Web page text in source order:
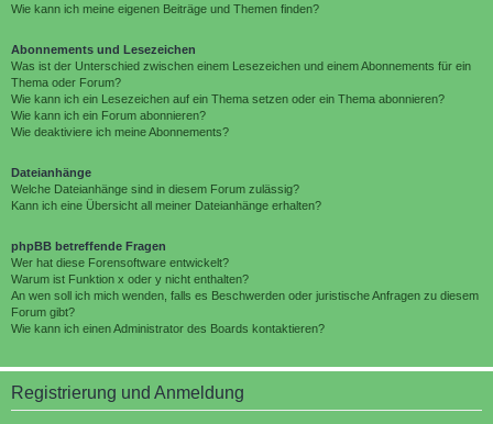
Wie kann ich meine eigenen Beiträge und Themen finden?
Abonnements und Lesezeichen
Was ist der Unterschied zwischen einem Lesezeichen und einem Abonnements für ein
Thema oder Forum?
Wie kann ich ein Lesezeichen auf ein Thema setzen oder ein Thema abonnieren?
Wie kann ich ein Forum abonnieren?
Wie deaktiviere ich meine Abonnements?
Dateianhänge
Welche Dateianhänge sind in diesem Forum zulässig?
Kann ich eine Übersicht all meiner Dateianhänge erhalten?
phpBB betreffende Fragen
Wer hat diese Forensoftware entwickelt?
Warum ist Funktion x oder y nicht enthalten?
An wen soll ich mich wenden, falls es Beschwerden oder juristische Anfragen zu diesem
Forum gibt?
Wie kann ich einen Administrator des Boards kontaktieren?
Registrierung und Anmeldung